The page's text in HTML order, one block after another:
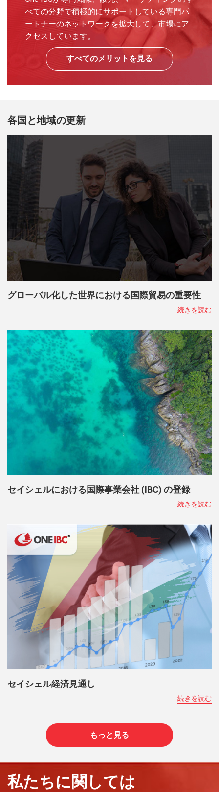
べての分野で積極的にサポートしている専門パ
ートナーのネットワークを拡大して、市場にア
クセスしています。
すべてのメリットを見る
各国と地域の更新
グローバル化した世界における国際貿易の重要性
続きを読む
セイシェルにおける国際事業会社 (IBC) の登録
続きを読む
セイシェル経済見通し
続きを読む
もっと見る
私たちに関しては